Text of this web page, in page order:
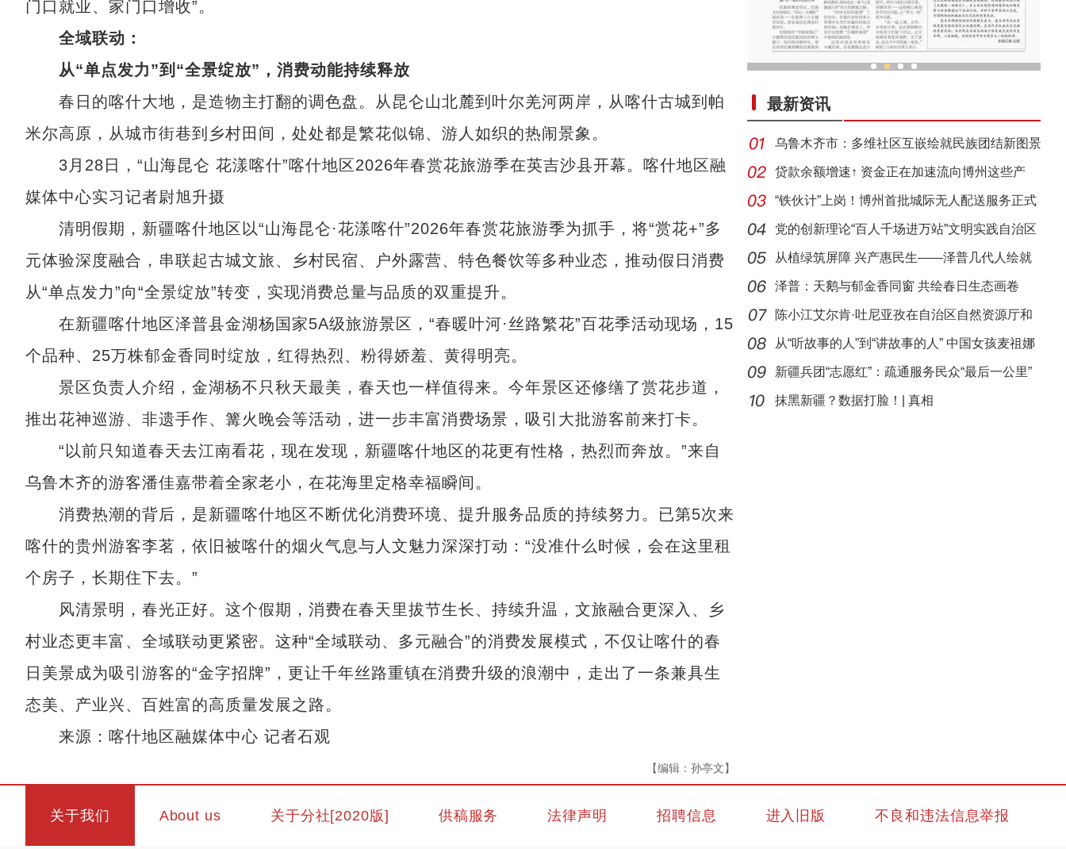
门口就业、家门口增收”。
全域联动：
从“单点发力”到“全景绽放”，消费动能持续释放
春日的喀什大地，是造物主打翻的调色盘。从昆仑山北麓到叶尔羌河两岸，从喀什古城到帕
米尔高原，从城市街巷到乡村田间，处处都是繁花似锦、游人如织的热闹景象。
3月28日，“山海昆仑 花漾喀什”喀什地区2026年春赏花旅游季在英吉沙县开幕。喀什地区融
媒体中心实习记者尉旭升摄
清明假期，新疆喀什地区以“山海昆仑·花漾喀什”2026年春赏花旅游季为抓手，将“赏花+”多
元体验深度融合，串联起古城文旅、乡村民宿、户外露营、特色餐饮等多种业态，推动假日消费
从“单点发力”向“全景绽放”转变，实现消费总量与品质的双重提升。
在新疆喀什地区泽普县金湖杨国家5A级旅游景区，“春暖叶河·丝路繁花”百花季活动现场，15
个品种、25万株郁金香同时绽放，红得热烈、粉得娇羞、黄得明亮。
景区负责人介绍，金湖杨不只秋天最美，春天也一样值得来。今年景区还修缮了赏花步道，
推出花神巡游、非遗手作、篝火晚会等活动，进一步丰富消费场景，吸引大批游客前来打卡。
“以前只知道春天去江南看花，现在发现，新疆喀什地区的花更有性格，热烈而奔放。”来自
乌鲁木齐的游客潘佳嘉带着全家老小，在花海里定格幸福瞬间。
消费热潮的背后，是新疆喀什地区不断优化消费环境、提升服务品质的持续努力。已第5次来
喀什的贵州游客李茗，依旧被喀什的烟火气息与人文魅力深深打动：“没准什么时候，会在这里租
个房子，长期住下去。”
风清景明，春光正好。这个假期，消费在春天里拔节生长、持续升温，文旅融合更深入、乡
村业态更丰富、全域联动更紧密。这种“全域联动、多元融合”的消费发展模式，不仅让喀什的春
日美景成为吸引游客的“金字招牌”，更让千年丝路重镇在消费升级的浪潮中，走出了一条兼具生
态美、产业兴、百姓富的高质量发展之路。
来源：喀什地区融媒体中心 记者石观
【编辑：孙亭文】
最新资讯
乌鲁木齐市：多维社区互嵌绘就民族团结新图景
贷款余额增速↑ 资金正在加速流向博州这些产
业……
“铁伙计”上岗！博州首批城际无人配送服务正式
落
党的创新理论“百人千场进万站”文明实践自治区
示
从植绿筑屏障 兴产惠民生——泽普几代人绘就
生态经
泽普：天鹅与郁金香同窗 共绘春日生态画卷
陈小江艾尔肯·吐尼亚孜在自治区自然资源厅和
地质
从“听故事的人”到“讲故事的人” 中国女孩麦祖娜
新疆兵团“志愿红”：疏通服务民众“最后一公里”
抹黑新疆？数据打脸！| 真相
关于我们 About us 关于分社[2020版] 供稿服务 法律声明 招聘信息 进入旧版 不良和违法信息举报